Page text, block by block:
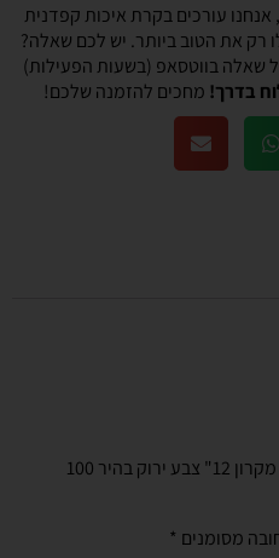
עורכים בקרת איכות קפדנית
רק את הטוב ביותר. יש לכם שאלה?
שאלה בווטסאפ (בשעות הפעילות)
בדרך! מחכים להזמנה שלכם!
היה הראשון לכתוב סקירה “בלון מקרון 12" צבע ירוק בהיר 100
מסומנים *